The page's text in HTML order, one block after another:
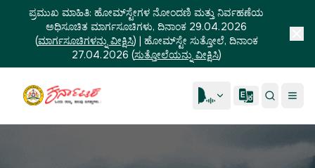
ಪ್ರಮುಖ ಮಾಹಿತಿ: ಹೋಮ್‌ಸ್ಟೇಗಳ ನೋಂದಣಿ ಮತ್ತು ನಿರ್ವಹಣೆಯ
ಅಧಿಸೂಚಿತ ಮಾರ್ಗಸೂಚಿಗಳು, ದಿನಾಂಕ 29.04.2026
(ಮಾರ್ಗಸೂಚಿಗಳನ್ನು ವೀಕ್ಷಿಸಿ) | ಹೋಮ್‌ಸ್ಟೇ ಸುತ್ತೋಲೆ, ದಿನಾಂಕ
27.04.2026 (ಸುತ್ತೋಲೆಯನ್ನು ವೀಕ್ಷಿಸಿ)